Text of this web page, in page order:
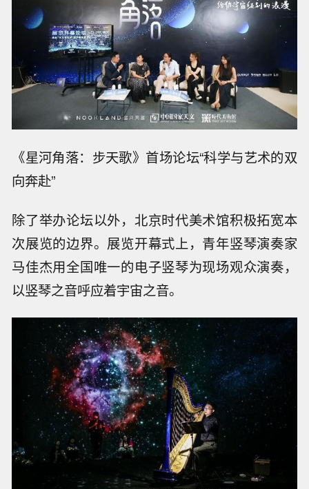
《星河角落：步天歌》首场论坛“科学与艺术的双
向奔赴”
除了举办论坛以外，北京时代美术馆积极拓宽本
次展览的边界。展览开幕式上，青年竖琴演奏家
马佳杰用全国唯一的电子竖琴为现场观众演奏，
以竖琴之音呼应着宇宙之音。